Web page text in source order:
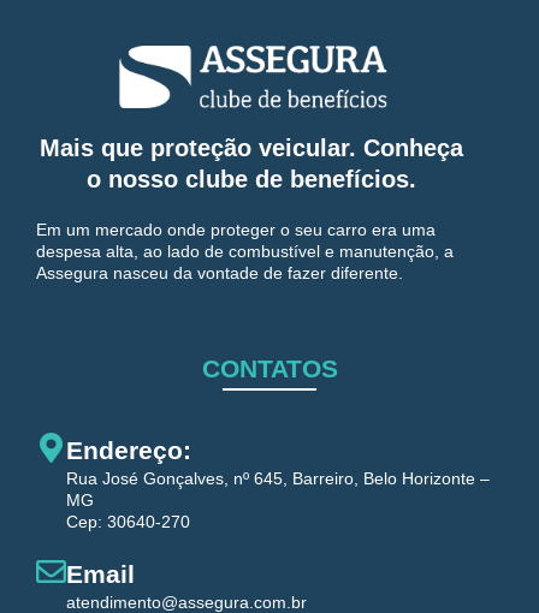
Mais que proteção veicular. Conheça
o nosso clube de benefícios.
Em um mercado onde proteger o seu carro era uma
despesa alta, ao lado de combustível e manutenção, a
Assegura nasceu da vontade de fazer diferente.
CONTATOS
Endereço:
Rua José Gonçalves, nº 645, Barreiro, Belo Horizonte –
MG
Cep: 30640-270
Email
atendimento@assegura.com.br